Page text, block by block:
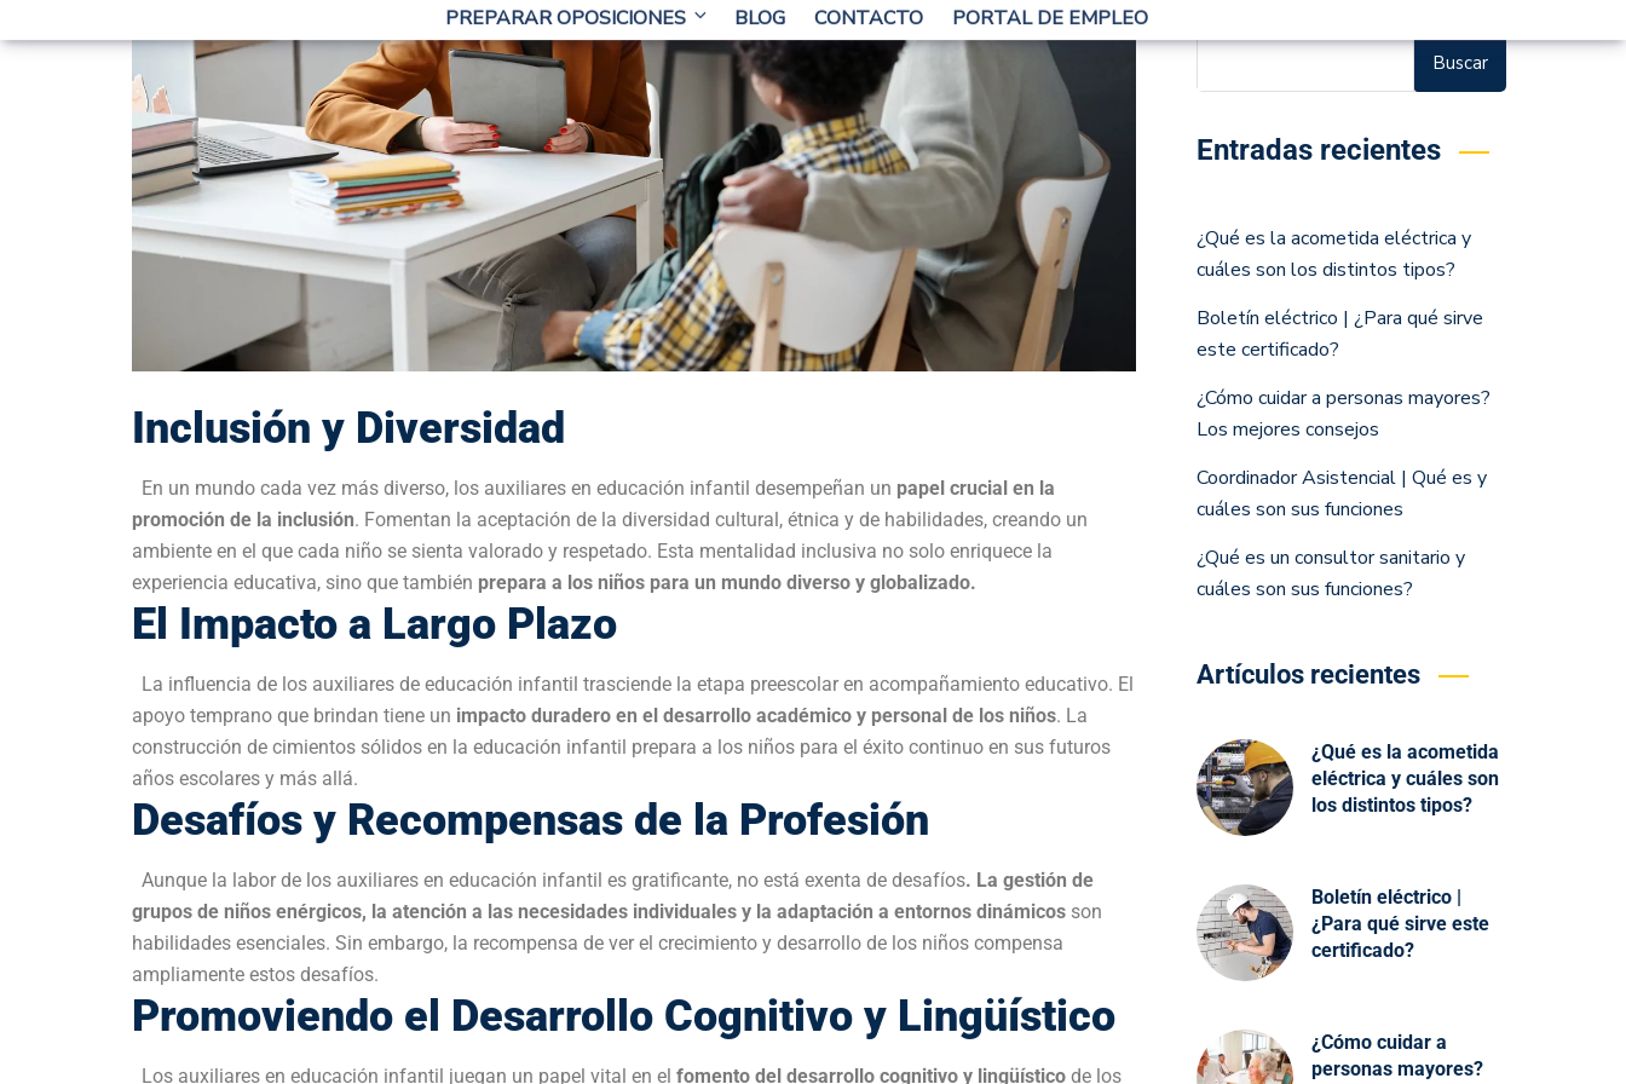
En un mundo cada vez más diverso, los auxiliares en educación infantil desempeñan un papel crucial en la
promoción de la inclusión. Fomentan la aceptación de la diversidad cultural, étnica y de habilidades, creando un
ambiente en el que cada niño se sienta valorado y respetado. Esta mentalidad inclusiva no solo enriquece la
experiencia educativa, sino que tambiénprepara a los niños para un mundo diverso y globalizado.
El Impacto a Largo Plazo
La influencia de los auxiliares de educación infantil trasciende la etapa preescolar en acompañamiento educativo. El
apoyo temprano que brindan tiene unimpacto duradero en el desarrollo académico y personal de los niños
. La
construcción de cimientos sólidos en la educación infantil prepara a los niños para el éxito continuo en sus futuros
años escolares y más allá.
Desafíos y Recompensas de la Profesión
Aunque la labor de los auxiliares en educación infantil es gratificante, no está exenta de desafíos
grupos de niños enérgicos, la atención a las necesidades individuales y la adaptación a entornos dinámicos
habilidades esenciales. Sin embargo, la recompensa de ver el crecimiento y desarrollo de los niños compensa
ampliamente estos desafíos.
Promoviendo el Desarrollo Cognitivo y Lingüístico
Los auxiliares en educación infantil juegan un papel vital en el
niños. A través de actividades lúdicas y estimulantes, ayudan a desarrollar habilidades motoras finas y gruesas,
promoviendo la coordinación y el equilibrio. Además, facilitan el
desarrollo del lenguaje al introducir vocabulario,
fomentar la expresión oral y estimular la comprensión auditiva
, contribuyendo así al éxito futuro en la alfabetización
y la comunicación.
Estimulación Creativa y Artística
La creatividad
es un aspecto crucial del desarrollo infantil. Los auxiliares, al incorporar actividades artísticas y
creativas, permiten que los niños exploren su imaginación y expresen sus emociones de manera no verbal. La pintura,
el dibujo y la música no solo son formas de expresión, sino también herramientas para desarrollar habilidades
perceptuales y cognitivas